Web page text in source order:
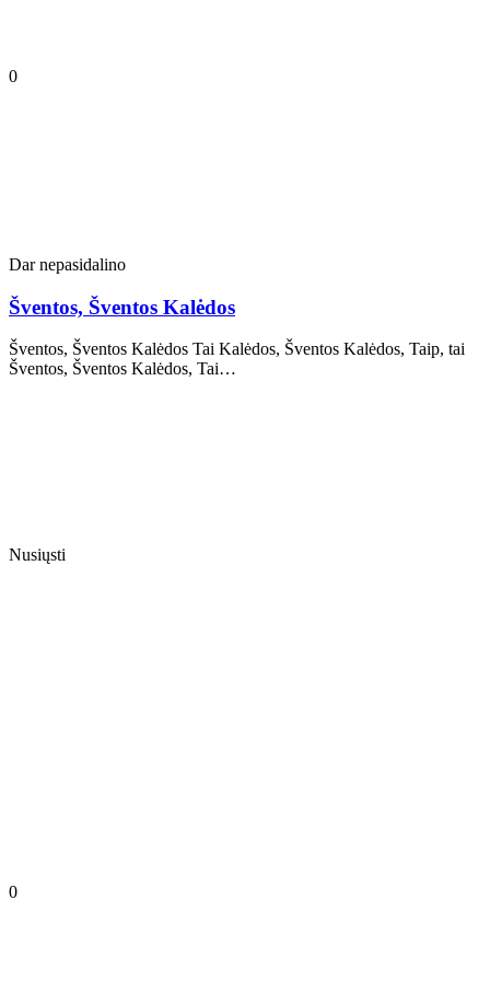
0
Dar nepasidalino
Šventos, Šventos Kalėdos
Šventos, Šventos Kalėdos Tai Kalėdos, Šventos Kalėdos, Taip, tai
Šventos, Šventos Kalėdos, Tai…
Nusiųsti
0